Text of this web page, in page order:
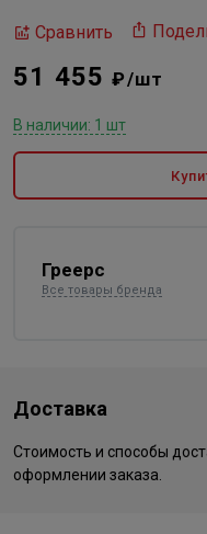
Сравнить
51 455₽/шт
В наличии: 1 шт
Греерс
Все товары бренда
Доставка
Стоимость и способы
оформлении заказа.